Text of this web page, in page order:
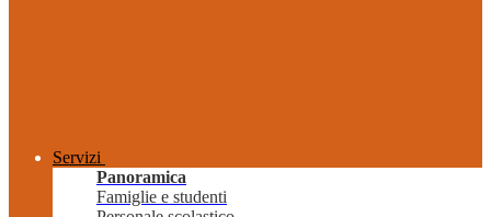
Servizi
Panoramica
Famiglie e studenti